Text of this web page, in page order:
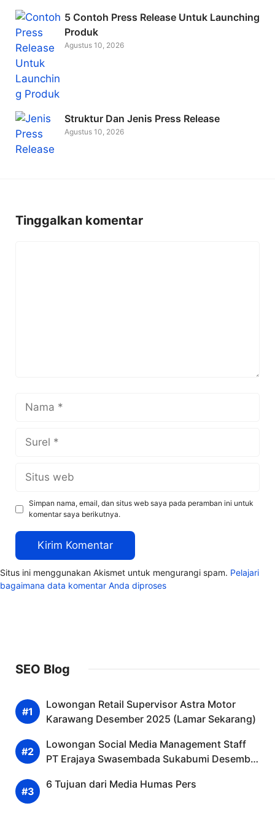
5 Contoh Press Release Untuk Launching
Produk
Agustus 10, 2026
Struktur Dan Jenis Press Release
Agustus 10, 2026
Tinggalkan komentar
web
Simpan nama, email, dan situs web saya pada peramban ini untuk
komentar saya berikutnya.
Situs ini menggunakan Akismet untuk mengurangi spam. Pelajari
bagaimana data komentar Anda diproses
SEO Blog
Lowongan Retail Supervisor Astra Motor
Karawang Desember 2025 (Lamar Sekarang)
Lowongan Social Media Management Staff
PT Erajaya Swasembada Sukabumi Desember
6 Tujuan dari Media Humas Pers